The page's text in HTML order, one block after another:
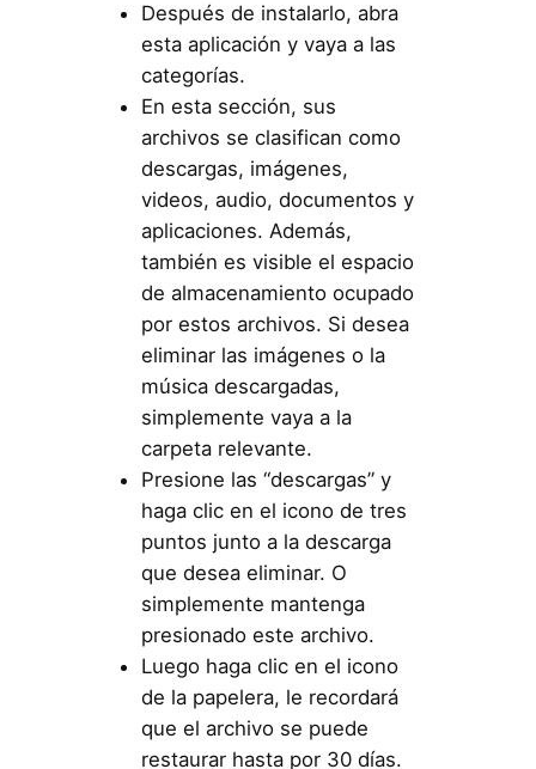
Después de instalarlo, abra
esta aplicación y vaya a las
categorías.
En esta sección, sus
archivos se clasifican como
descargas, imágenes,
videos, audio, documentos y
aplicaciones. Además,
también es visible el espacio
de almacenamiento ocupado
por estos archivos. Si desea
eliminar las imágenes o la
música descargadas,
simplemente vaya a la
carpeta relevante.
Presione las “descargas” y
haga clic en el icono de tres
puntos junto a la descarga
que desea eliminar. O
simplemente mantenga
presionado este archivo.
Luego haga clic en el icono
de la papelera, le recordará
que el archivo se puede
restaurar hasta por 30 días.